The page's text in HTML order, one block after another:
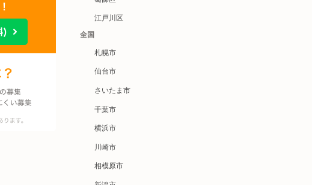
江戸川区
全国
札幌市
仙台市
さいたま市
千葉市
横浜市
川崎市
相模原市